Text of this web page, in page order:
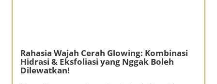
Rahasia Wajah Cerah Glowing: Kombinasi
Hidrasi & Eksfoliasi yang Nggak Boleh
Dilewatkan!